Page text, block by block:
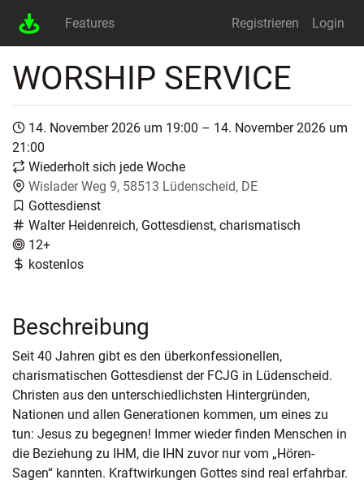
Features Registrieren Login
WORSHIP SERVICE
14. November 2026 um 19:00 – 14. November 2026 um
21:00
Wiederholt sich jede Woche
Wislader Weg 9, 58513 Lüdenscheid, DE
Gottesdienst
Walter Heidenreich, Gottesdienst, charismatisch
12+
kostenlos
Beschreibung
Seit 40 Jahren gibt es den überkonfessionellen,
charismatischen Gottesdienst der FCJG in Lüdenscheid.
Christen aus den unterschiedlichsten Hintergründen,
Nationen und allen Generationen kommen, um eines zu
tun: Jesus zu begegnen! Immer wieder finden Menschen in
die Beziehung zu IHM, die IHN zuvor nur vom „Hören-
Sagen“ kannten. Kraftwirkungen Gottes sind real erfahrbar.